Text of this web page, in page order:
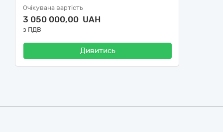
Очікувана вартість
3 050 000,00 UAH
з ПДВ
Дивитись